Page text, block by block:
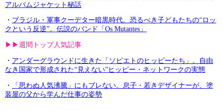
アルバムジャケット秘話
・ ブラジル・軍事クーデター暗黒時代。恐るべき子どもたちの“ロッ
クという反逆”。伝説のバンド「Os Mutantes」
▶︎▶︎週間トップ人気記事
・ アンダーグラウンドに生きた「ソビエトのヒッピーたち」。自由
なき国家で形成された“見えない”ヒッピー・ネットワークの実態
・
「思わぬ人気沸騰」にもブレない。息子・若きデザイナーが、塗
装屋の父から学んだ仕事の姿勢